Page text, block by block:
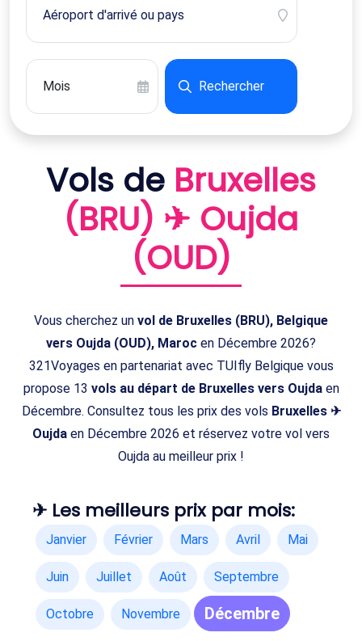
Rechercher
Vols de Bruxelles
(BRU) ✈ Oujda
(OUD)
Vous cherchez un vol de Bruxelles (BRU), Belgique
vers Oujda (OUD), Maroc en Décembre 2026?
321Voyages en partenariat avec TUIfly Belgique vous
propose 13 vols au départ de Bruxelles vers Oujdaen
Décembre. Consultez tous les prix des vols Bruxelles ✈
Oujda en Décembre 2026 et réservez votre vol vers
Oujda au meilleur prix !
✈ Les meilleurs prix par mois:
Janvier Février Mars Avril Mai
Juin Juillet Août Septembre
Octobre Novembre Décembre